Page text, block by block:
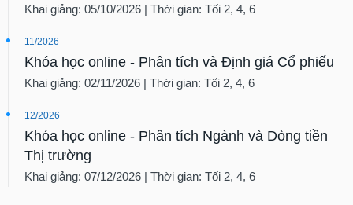
Khai giảng: 05/10/2026 | Thời gian: Tối 2, 4, 6
11/2026
Khóa học online - Phân tích và Định giá Cổ phiếu
Khai giảng: 02/11/2026 | Thời gian: Tối 2, 4, 6
12/2026
Khóa học online - Phân tích Ngành và Dòng tiền
Thị trường
Khai giảng: 07/12/2026 | Thời gian: Tối 2, 4, 6